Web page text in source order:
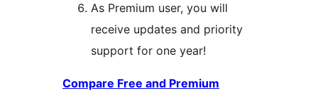
As Premium user, you will
receive updates and priority
support for one year!
Compare Free and Premium